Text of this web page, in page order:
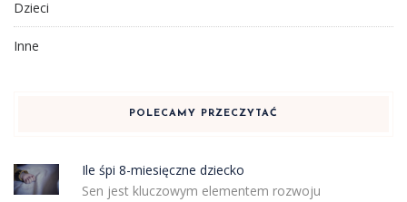
Dzieci
Inne
POLECAMY PRZECZYTAĆ
Ile śpi 8-miesięczne dziecko
Sen jest kluczowym elementem rozwoju